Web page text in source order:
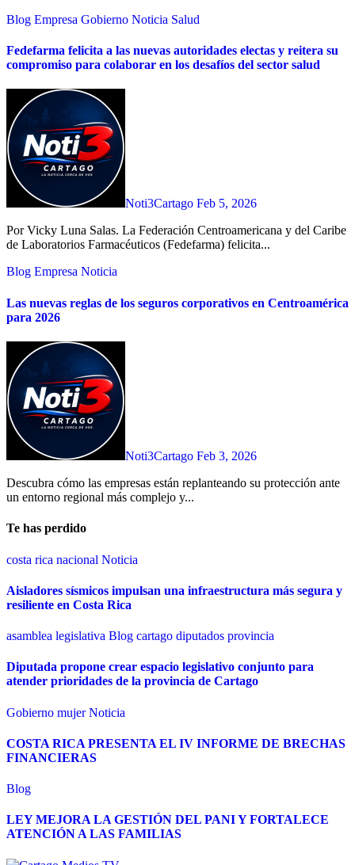
Blog Empresa Gobierno Noticia Salud
Fedefarma felicita a las nuevas autoridades electas y reitera su
compromiso para colaborar en los desafíos del sector salud
Noti3Cartago Feb 5, 2026
Por Vicky Luna Salas. La Federación Centroamericana y del Caribe
de Laboratorios Farmacéuticos (Fedefarma) felicita...
Blog Empresa Noticia
Las nuevas reglas de los seguros corporativos en Centroamérica
para 2026
Noti3Cartago Feb 3, 2026
Descubra cómo las empresas están replanteando su protección ante
un entorno regional más complejo y...
Te has perdido
costa rica nacional Noticia
Aisladores sísmicos impulsan una infraestructura más segura y
resiliente en Costa Rica
asamblea legislativa Blog cartago diputados provincia
Diputada propone crear espacio legislativo conjunto para
atender prioridades de la provincia de Cartago
Gobierno mujerNoticia
COSTA RICA PRESENTA EL IV INFORME DE BRECHAS
FINANCIERAS
Blog
LEY MEJORA LA GESTIÓN DEL PANI Y FORTALECE
ATENCIÓN A LAS FAMILIAS